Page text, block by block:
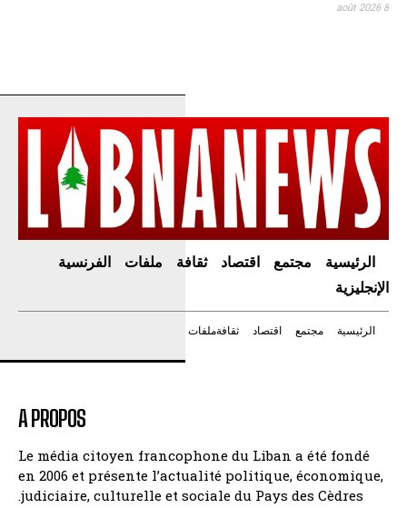
8 août 2026
الرئيسية مجتمع اقتصاد ثقافة ملفات
الفرنسية
الإنجليزية
الرئيسية مجتمع اقتصاد ثقافةملفات
A PROPOS
Le média citoyen francophone du Liban a été fondé
en 2006 et présente l’actualité politique, économique,
judiciaire, culturelle et sociale du Pays des Cèdres.